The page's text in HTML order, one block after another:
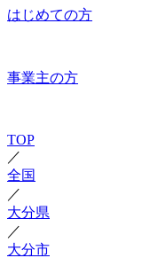
はじめての方
事業主の方
TOP
／
全国
／
大分県
／
大分市